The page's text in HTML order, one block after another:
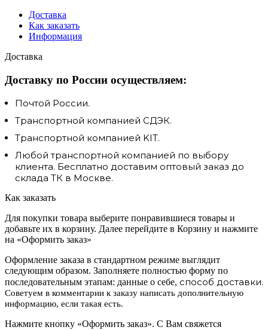
Доставка
Как заказать
Информация
Доставка
Доставку по России осуществляем:
Почтой России.
Транспортной компанией СДЭК.
Транспортной компанией KIT.
Любой транспортной компанией по выбору
клиента. Бесплатно доставим оптовый заказ до
склада ТК в Москве.
Как заказать
Для покупки товара выберите понравившиеся товары и
добавьте их в корзину. Далее перейдите в Корзину и нажмите
на «Оформить заказ»
Оформление заказа в стандартном режиме выглядит
следующим образом. Заполняете полностью форму по
последовательным этапам: данные о себе, способ доставки.
Советуем в комментарии к заказу написать дополнительную
информацию, если такая есть.
Нажмите кнопку «Оформить заказ». С Вам свяжется